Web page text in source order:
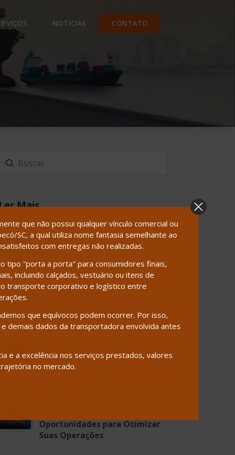
NOTÍCIAS CONTATO
Buscar
Enviar
Mais
MAR. 18, 2024
RDS Transportes alcança
9001:2015 conquistada!
JAN. 29, 2025
Transformação
Conectando-se com o Futuro
do Transporte Rodoviário
Oportunidades para Otimizar
Suas Operações
que não possui qualquer vínculo comercial ou
SC, a qual utiliza nome fantasia semelhante ao
com entregas não realizadas.
tipo "porta a porta" para consumidores finais,
incluindo calçados, vestuário ou itens de
transporte corporativo e logístico entre
que equívocos podem ocorrer. Por isso,
demais dados da transportadora envolvida antes
e a excelência nos serviços prestados, valores
no mercado.